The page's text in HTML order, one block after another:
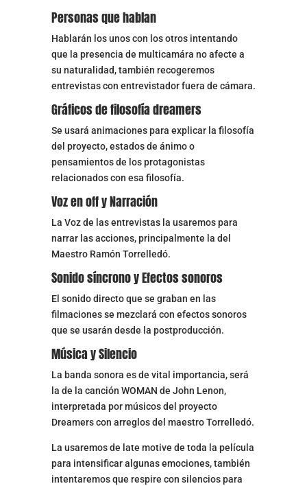
Personas que hablan
Hablarán los unos con los otros intentando
que la presencia de multicamára no afecte a
su naturalidad, también recogeremos
entrevistas con entrevistador fuera de cámara.
Gráficos de filosofía dreamers
Se usará animaciones para explicar la filosofía
del proyecto, estados de ánimo o
pensamientos de los protagonistas
relacionados con esa filosofía.
Voz en off y Narración
La Voz de las entrevistas la usaremos para
narrar las acciones, principalmente la del
Maestro Ramón Torrelledó.
Sonido síncrono y Efectos sonoros
El sonido directo que se graban en las
filmaciones se mezclará con efectos sonoros
que se usarán desde la postproducción.
Música y Silencio
La banda sonora es de vital importancia, será
la de la canción WOMAN de John Lenon,
interpretada por músicos del proyecto
Dreamers con arreglos del maestro Torrelledó.
La usaremos de late motive de toda la película
para intensificar algunas emociones, también
intentaremos que respire con silencios para